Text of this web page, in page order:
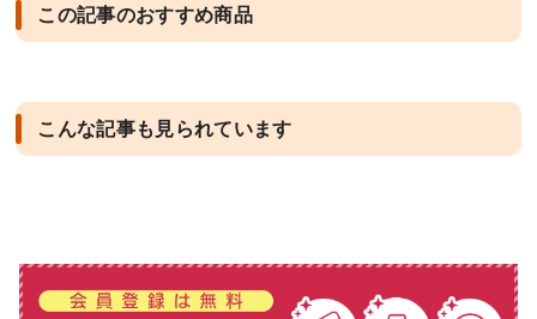
この記事のおすすめ商品
こんな記事も見られています